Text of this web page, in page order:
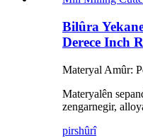
Bilûra
Derece Inch
Materyal Amûr:
Materyalên
zengarnegir,
pirshûrî